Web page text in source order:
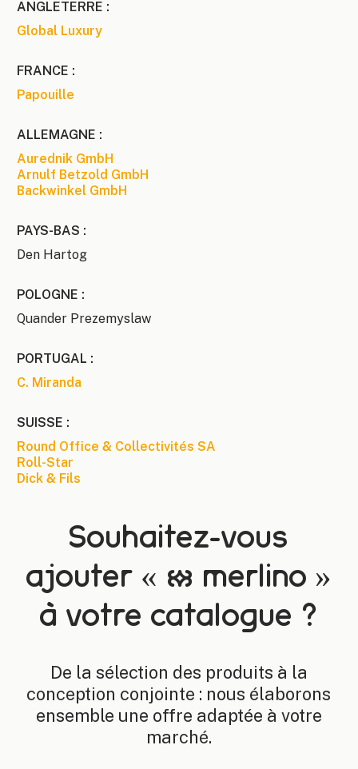
ANGLETERRE :
Global Luxury
FRANCE :
Papouille
ALLEMAGNE :
Aurednik GmbH
Arnulf Betzold GmbH
Backwinkel GmbH
PAYS-BAS :
Den Hartog
POLOGNE :
Quander Prezemyslaw
PORTUGAL :
C. Miranda
SUISSE :
Round Office & Collectivités SA
Roll-Star
Dick & Fils
Souhaitez-vous
ajouter « logomerlino merlino »
à votre catalogue ?
De la sélection des produits à la
conception conjointe : nous élaborons
ensemble une offre adaptée à votre
marché.